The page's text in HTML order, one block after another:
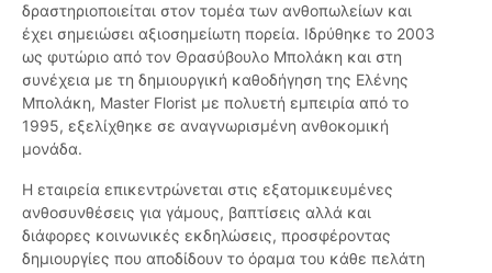
δραστηριοποιείται στον τομέα των ανθοπωλείων και
έχει σημειώσει αξιοσημείωτη πορεία. Ιδρύθηκε το 2003
ως φυτώριο από τον Θρασύβουλο Μπολάκη και στη
συνέχεια με τη δημιουργική καθοδήγηση της Ελένης
Μπολάκη, Master Florist με πολυετή εμπειρία από το
1995, εξελίχθηκε σε αναγνωρισμένη ανθοκομική
μονάδα.
Η εταιρεία επικεντρώνεται στις εξατομικευμένες
ανθοσυνθέσεις για γάμους, βαπτίσεις αλλά και
διάφορες κοινωνικές εκδηλώσεις, προσφέροντας
δημιουργίες που αποδίδουν το όραμα του κάθε πελάτη